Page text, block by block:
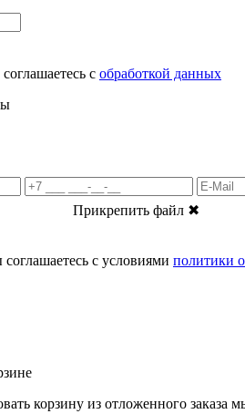
с обработкой данных
Прикрепить файл ✖
с условиями политики
корзину из отложенного заказа